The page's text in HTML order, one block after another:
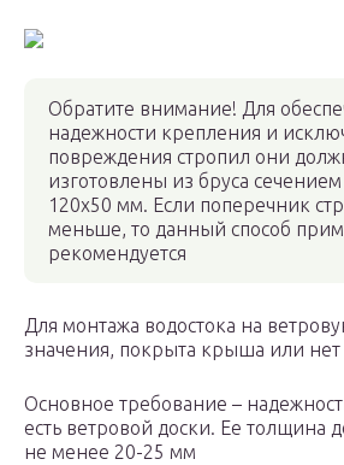
Обратите внимание! Для
надежности крепления и
повреждения стропил они
изготовлены из бруса
120х50 мм. Если поперечник
меньше, то данный способ
рекомендуется
Для монтажа водостока на
значения, покрыта крыша или нет
Основное требование –
есть ветровой доски. Ее толщина
не менее 20-25 мм